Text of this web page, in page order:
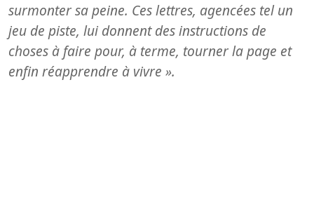
surmonter sa peine. Ces lettres, agencées tel un
jeu de piste, lui donnent des instructions de
choses à faire pour, à terme, tourner la page et
enfin réapprendre à vivre ».